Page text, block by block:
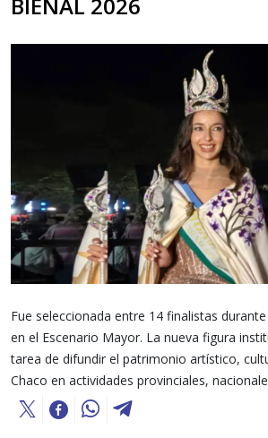
Fue seleccionada entre 14 finalistas
en el Escenario Mayor. La nueva figura
tarea de difundir el patrimonio artístico,
Chaco en actividades provinciales,